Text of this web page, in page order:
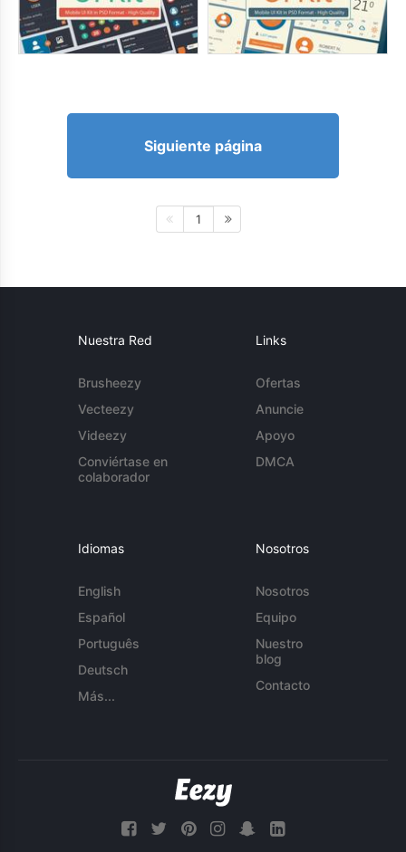
Siguiente página
1
Nuestra Red
Brusheezy
Vecteezy
Videezy
Conviértase en
colaborador
Links
Ofertas
Anuncie
Apoyo
DMCA
Idiomas
English
Español
Português
Deutsch
Más...
Nosotros
Nosotros
Equipo
Nuestro
blog
Contacto